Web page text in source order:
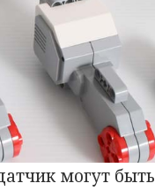
могут быть